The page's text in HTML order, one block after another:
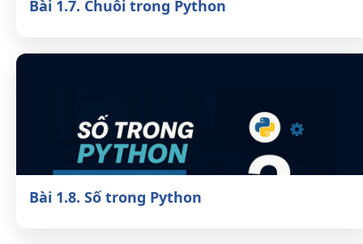
Bài 1.7. Chuỗi trong Python
Bài 1.8. Số trong Python